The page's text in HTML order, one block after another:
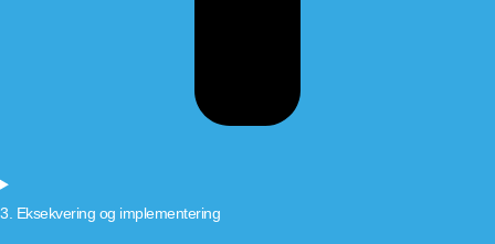
3. Eksekvering og implementering